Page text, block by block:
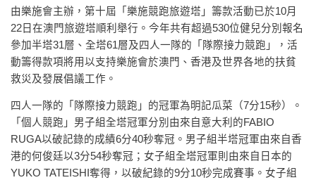
由樂施會主辦，第十屆「樂施競跑旅遊塔」籌款活動已於10月
22日在澳門旅遊塔順利舉行。今年共有超過530位健兒分別報名
參加半塔31層、全塔61層及四人一隊的「隊際接力競跑」，活
動籌得款項將用以支持樂施會於澳門、香港及世界各地的扶貧
救災及發展倡議工作。
四人一隊的「隊際接力競跑」的冠軍為明記瓜菜（7分15秒）。
「個人競跑」男子組全塔冠軍分別由來自意大利的FABIO
RUGA以破記錄的成績6分40秒奪冠。男子組半塔冠軍由來自香
港的何俊廷以3分54秒奪冠；女子組全塔冠軍則由來自日本的
YUKO TATEISHI奪得，以破紀錄的9分10秒完成賽事。女子組